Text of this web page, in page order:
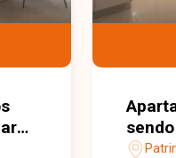
espaço
toda a família.
muito